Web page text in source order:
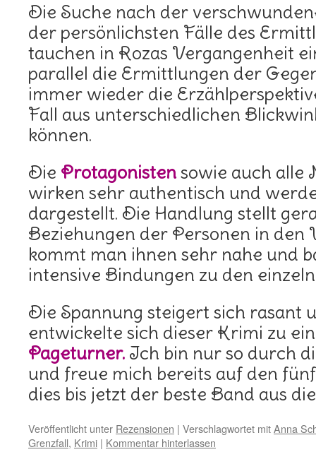
Die Suche nach der
der persönlichsten Fälle des
tauchen in Rozas Vergangenheit
parallel die Ermittlungen der
immer wieder die
Fall aus unterschiedlichen
können.
Die Protagonistensowie auch alle
wirken sehr authentisch und
dargestellt. Die Handlung stellt
Beziehungen der Personen in den
kommt man ihnen sehr nahe und
intensive Bindungen zu den
Die Spannung steigert sich rasant
entwickelte sich dieser Krimi zu
Pageturner. Ich bin nur so durch
und freue mich bereits auf den
dies bis jetzt der beste Band aus
Veröffentlicht unter Rezensionen | Verschlagwortet mitAnna
Grenzfall, Krimi | Kommentar hinterlassen